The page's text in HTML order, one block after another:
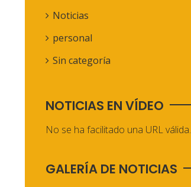
Noticias
personal
Sin categoría
NOTICIAS EN VÍDEO
No se ha facilitado una URL válida.
GALERÍA DE NOTICIAS